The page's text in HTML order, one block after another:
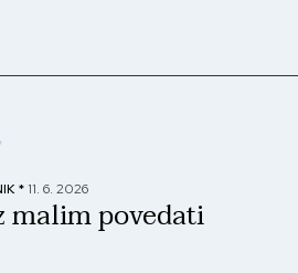
* 11. 6. 2026
malim povedati